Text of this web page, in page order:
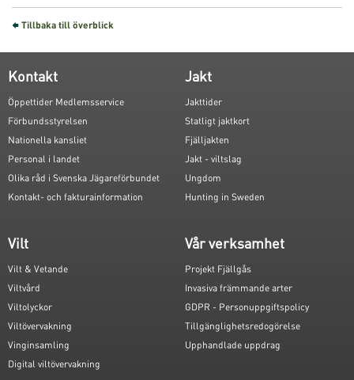
Tillbaka till överblick
Kontakt
Öppettider Medlemsservice
Förbundsstyrelsen
Nationella kansliet
Personal i landet
Olika råd i Svenska Jägareförbundet
Kontakt- och fakturainformation
Jakt
Jakttider
Statligt jaktkort
Fjälljakten
Jakt - viltslag
Ungdom
Hunting in Sweden
Vilt
Vilt & Vetande
Viltvård
Viltolyckor
Viltövervakning
Vinginsamling
Digital viltövervakning
Vår verksamhet
Projekt Fjällgås
Invasiva främmande arter
GDPR - Personuppgiftspolicy
Tillgänglighetsredogörelse
Upphandlade uppdrag